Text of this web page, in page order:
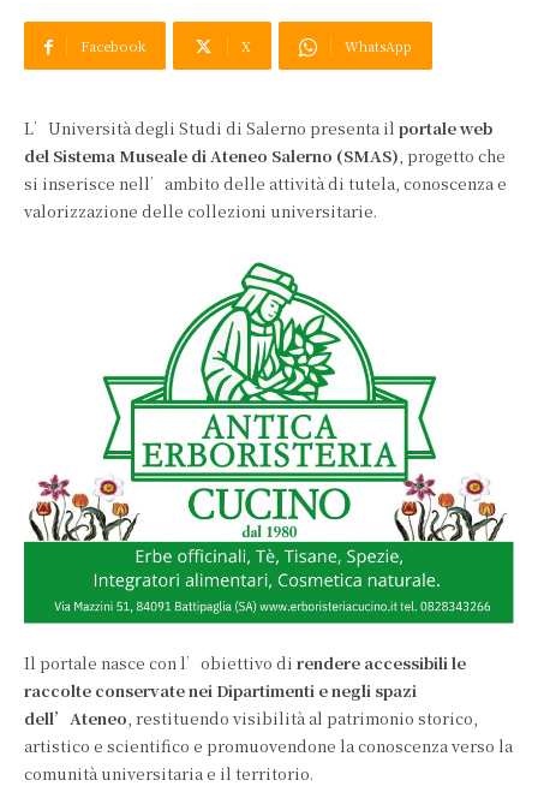
Facebook X WhatsApp
L’Università degli Studi di Salerno presenta il portale web
del Sistema Museale di Ateneo Salerno (SMAS), progetto che
si inserisce nell’ambito delle attività di tutela, conoscenza e
valorizzazione delle collezioni universitarie.
Il portale nasce con l’obiettivo di rendere accessibili le
raccolte conservate nei Dipartimenti e negli spazi
dell’Ateneo, restituendo visibilità al patrimonio storico,
artistico e scientifico e promuovendone la conoscenza verso la
comunità universitaria e il territorio.